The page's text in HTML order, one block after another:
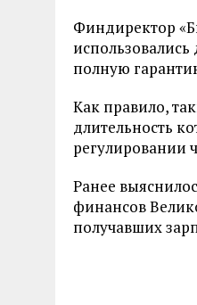
Финдиректор
полную
Как правило,
длительность
регулировании
Ранее
финансов
получавших